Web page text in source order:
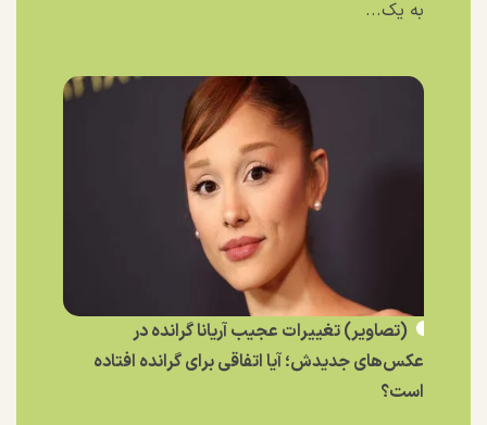
به یک...
(تصاویر) تغییرات عجیب آریانا گرانده در
عکس‌های جدیدش؛ آیا اتفاقی برای گرانده افتاده
است؟